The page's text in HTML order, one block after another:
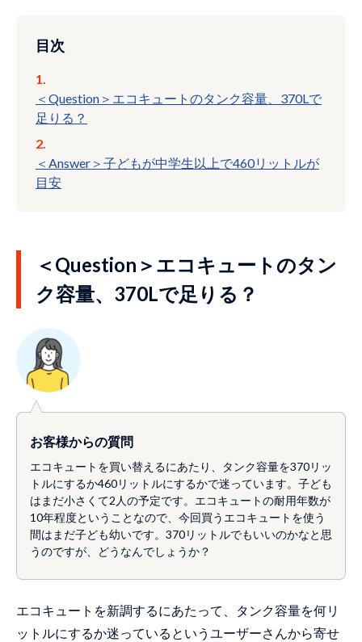
目次
＜Question＞エコキュートのタンク容量、370Lで
足りる？
＜Answer＞子どもが中学生以上で460リットルが
目安
＜Question＞エコキュートのタン
ク容量、370Lで足りる？
お客様からの質問
エコキュートを買い替えるにあたり、タンク容量を370リッ
トルにするか460リットルにするかで迷っています。子ども
はまだ小さくて2人の予定です。エコキュートの耐用年数が
10年程度ということなので、今回買うエコキュートを使う
間はまだ子ども幼いです。370リットルでもいいのかなと思
うのですが、どうなんでしょうか？
エコキュートを新調するにあたって、タンク容量を何リ
ットルにするか迷っているというユーザーさんから寄せ